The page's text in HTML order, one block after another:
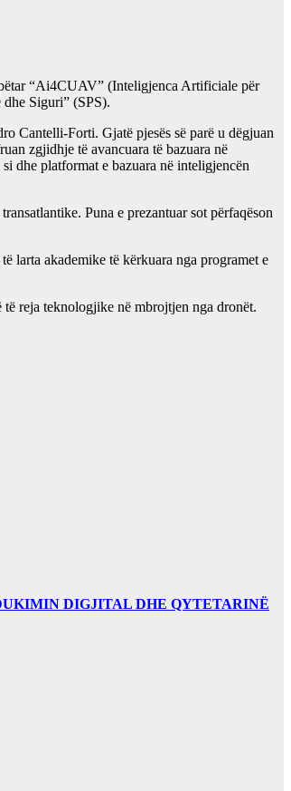
“Ai4CUAV” (Inteligjenca Artificiale për
Siguri” (SPS).
Cantelli-Forti. Gjatë pjesës së parë u dëgjuan
zgjidhje të avancuara të bazuara në
dhe platformat e bazuara në inteligjencën
Puna e prezantuar sot përfaqëson
larta akademike të kërkuara nga programet e
reja teknologjike në mbrojtjen nga dronët.
DIGJITAL DHE QYTETARINË